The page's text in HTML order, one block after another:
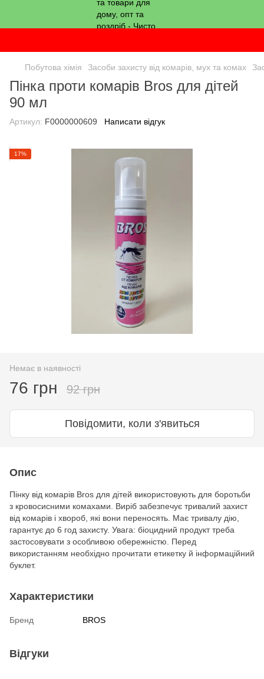
Побутова хімія Засоби захисту від комарів, мух та комах
Пінка проти комарів Bros для дітей
90 мл
Артикул: F0000000609 Написати відгук
17%
Немає в наявності
76 грн 92 грн
Повідомити, коли з'явиться
Опис
Пінку від комарів Bros для дітей використовують для боротьби
з кровосисними комахами. Виріб забезпечує тривалий захист
від комарів і хвороб, які вони переносять. Має тривалу дію,
гарантує до 6 год захисту. Увага: біоцидний продукт треба
застосовувати з особливою обережністю. Перед
використанням необхідно прочитати етикетку й інформаційний
буклет.
Характеристики
Бренд BROS
Відгуки